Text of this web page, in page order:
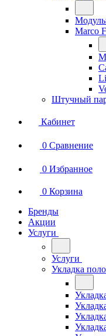
Marco
Штучный
Кабинет
0 Сравнение
0 Избранное
0 Корзина
Бренды
Акции
Услуги
Услуги
Укладка